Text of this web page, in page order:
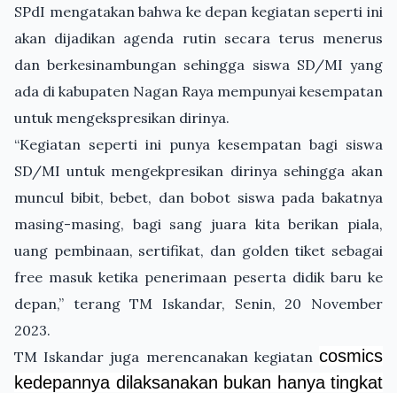
SPdI mengatakan bahwa ke depan kegiatan seperti ini
akan dijadikan agenda rutin secara terus menerus
dan berkesinambungan sehingga siswa SD/MI yang
ada di kabupaten Nagan Raya mempunyai kesempatan
untuk mengekspresikan dirinya.
“Kegiatan seperti ini punya kesempatan bagi siswa
SD/MI untuk mengekpresikan dirinya sehingga akan
muncul bibit, bebet, dan bobot siswa pada bakatnya
masing-masing, bagi sang juara kita berikan piala,
uang pembinaan, sertifikat, dan golden tiket sebagai
free masuk ketika penerimaan peserta didik baru ke
depan,” terang TM Iskandar, Senin, 20 November
2023.
TM Iskandar juga merencanakan kegiatan cosmics
kedepannya dilaksanakan bukan hanya tingkat